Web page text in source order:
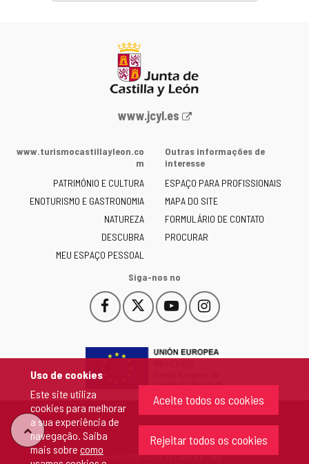
Uso de cookies
Este site utiliza
cookies para melhorar
a sua experiência de
navegação. Saiba
mais sobre como
Aceite todos os cookies
Rejeitar todos os cookies
Portal
Junta
Castilla
y
León
-
www.jcyl.es
www.turismocastillayleon.co
m
PATRIMÓNIO E CULTURA
ENOTURISMO E GASTRONOMIA
NATUREZA
DESCUBRA
MEU ESPAÇO PESSOAL
Outras informações de
interesse
ESPAÇO PARA PROFISSIONAIS
MAPA DO SITE
FORMULÁRIO DE CONTATO
PROCURAR
Siga-nos no
Facebook
Este
enlace
abrirá
nueva.
Este
enlace
abrirá
ventana
nueva.
YouTube
Este
enlace
abrirá
ventana
nueva.
Instagram
Este
enlace
abrirá
nueva.
"Voltar
Copyright 2026 - Junta de Castela e Leão